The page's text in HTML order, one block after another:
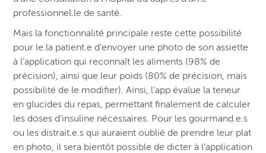
professionnel.le de santé.
Mais la fonctionnalité principale reste cette possibilité
pour le.la patient.e d’envoyer une photo de son assiette
à l’application qui reconnaît les aliments (98% de
précision), ainsi que leur poids (80% de précision, mais
possibilité de le modifier). Ainsi, l’app évalue la teneur
en glucides du repas, permettant finalement de calculer
les doses d’insuline nécessaires. Pour les gourmand.e.s
ou les distrait.e.s qui auraient oublié de prendre leur plat
en photo, il sera bientôt possible de dicter à l’application